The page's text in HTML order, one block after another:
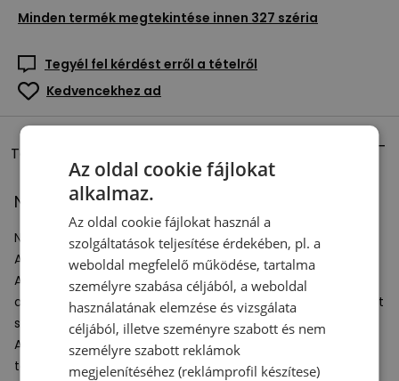
Minden termék megtekintése innen 327 széria
Tegyél fel kérdést erről a tételről
Kedvencekhez ad
Termékleírás
Női cipő New Balance W327 – bézs
Női New Balance tornacipő a 327 életmód sorozatból.
A felső rész poliuretánból és velúrból készült.
A középtalp magas rétegű, puha, jól elnyelőEVA
ami jelentősen javítja a kényelmet a mindennapi használat
során.
A masszív, szegecsekkel ellátott gumi futófelületet jó
talajfogás és fokozott kopásállóság jellemzi.
Az oldal cookie fájlokat
alkalmaz.
Az oldal cookie fájlokat használ a
szolgáltatások teljesítése érdekében, pl. a
weboldal megfelelő működése, tartalma
személyre szabása céljából, a weboldal
használatának elemzése és vizsgálata
céljából, illetve szeményre szabott és nem
személyre szabott reklámok
megjelenítéséhez (reklámprofil készítese)